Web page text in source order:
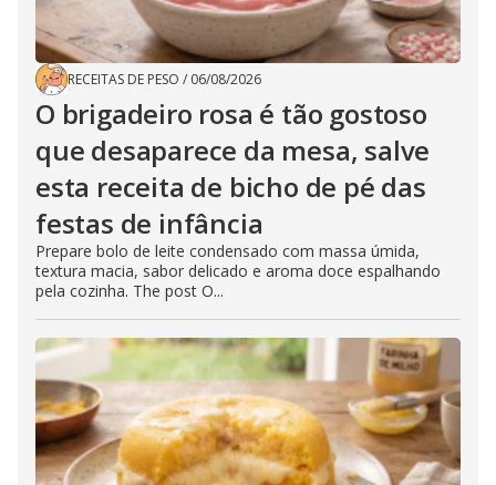
RECEITAS DE PESO / 06/08/2026
O brigadeiro rosa é tão gostoso
que desaparece da mesa, salve
esta receita de bicho de pé das
festas de infância
Prepare bolo de leite condensado com massa úmida,
textura macia, sabor delicado e aroma doce espalhando
pela cozinha. The post O...